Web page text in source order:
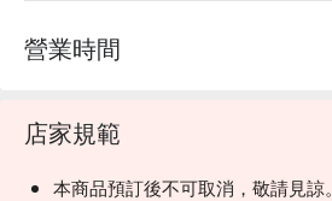
營業時間
店家規範
本商品預訂後不可取消，敬請見諒。